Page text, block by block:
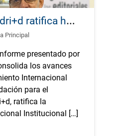
F
undación Madri+d ratifica hasta 2028, la Acreditación Institucional Internacional a la Universidad Tecnológica de Pereira
Principal
presentado por
los avances
Internacional
para el
ratifica la
Institucional […]